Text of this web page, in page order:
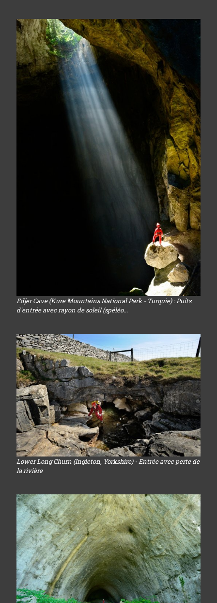
Edjer Cave (Kure Mountains National Park - Turquie) : Puits
d'entrée avec rayon de soleil (spéléo...
Lower Long Churn (Ingleton, Yorkshire) - Entrée avec perte de
la rivière